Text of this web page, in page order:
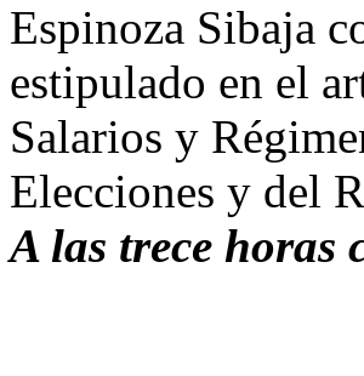
Espinoza Sibaja
estipulado en el
Salarios y
Elecciones y del
Alas trece horas